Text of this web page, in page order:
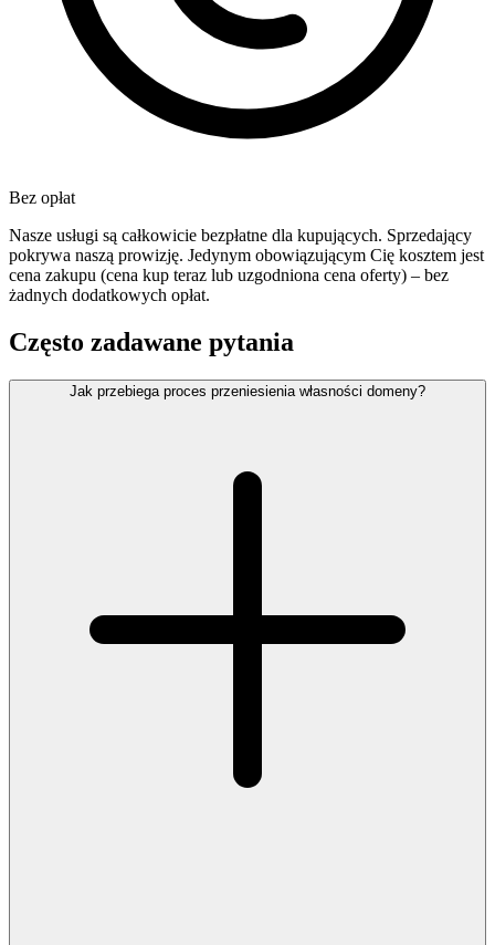
Bez opłat
Nasze usługi są całkowicie bezpłatne dla kupujących. Sprzedający
pokrywa naszą prowizję. Jedynym obowiązującym Cię kosztem jest
cena zakupu (cena kup teraz lub uzgodniona cena oferty) – bez
żadnych dodatkowych opłat.
Często zadawane pytania
Jak przebiega proces przeniesienia własności domeny?